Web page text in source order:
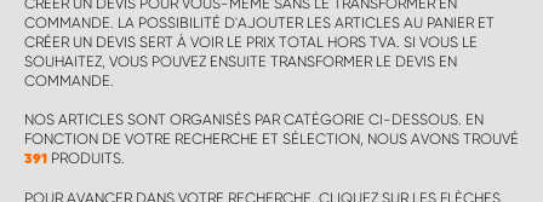
CRÉER UN DEVIS POUR VOUS-MÊME SANS LE TRANSFORMER EN
COMMANDE. LA POSSIBILITÉ D'AJOUTER LES ARTICLES AU PANIER ET
CRÉER UN DEVIS SERT À VOIR LE PRIX TOTAL HORS TVA. SI VOUS LE
SOUHAITEZ, VOUS POUVEZ ENSUITE TRANSFORMER LE DEVIS EN
COMMANDE.
NOS ARTICLES SONT ORGANISÉS PAR CATÉGORIE CI-DESSOUS. EN
FONCTION DE VOTRE RECHERCHE ET SÉLECTION, NOUS AVONS TROUVÉ
391 PRODUITS.
POUR AVANCER DANS VOTRE RECHERCHE, CLIQUEZ SUR LES FLÈCHES